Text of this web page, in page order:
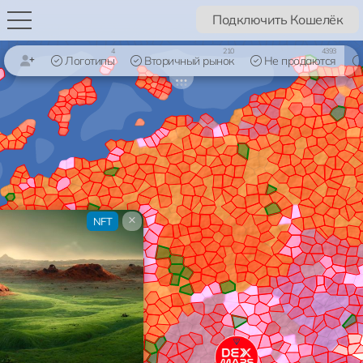
Подключить Кошелёк
Логотипы
4
Вторичный рынок
210
Не продаются
4393
NFT ×